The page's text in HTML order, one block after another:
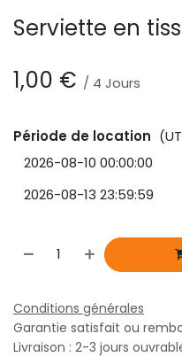
Serviette en
1,00 € / 4 Jours
Période de location
Conditions générales
Garantie satisfait ou
Livraison : 2-3 jours